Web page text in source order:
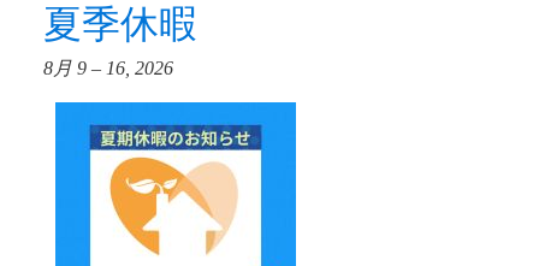
夏季休暇
8月 9– 16, 2026